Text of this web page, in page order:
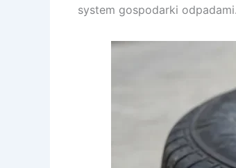
system gospodarki odpadami.